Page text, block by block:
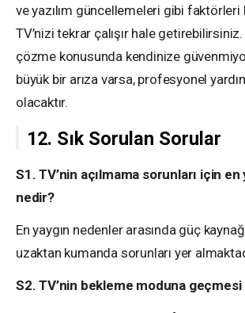
ve yazılım güncellemeleri gibi
TV’nizi tekrar çalışır hale
çözme konusunda kendinize
büyük bir arıza varsa, profesyonel
olacaktır.
12. Sık Sorulan Sorular
S1. TV’nin açılmama sorunları için en
nedir?
En yaygın nedenler arasında güç
uzaktan kumanda sorunları yer
S2. TV’nin bekleme moduna